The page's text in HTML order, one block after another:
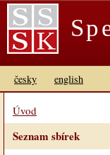
česky english
Úvod
Seznam sbírek